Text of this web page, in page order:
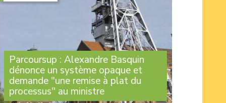
Parcoursup : Alexandre Basquin
dénonce un système opaque et
demande "une remise à plat du
processus" au ministre